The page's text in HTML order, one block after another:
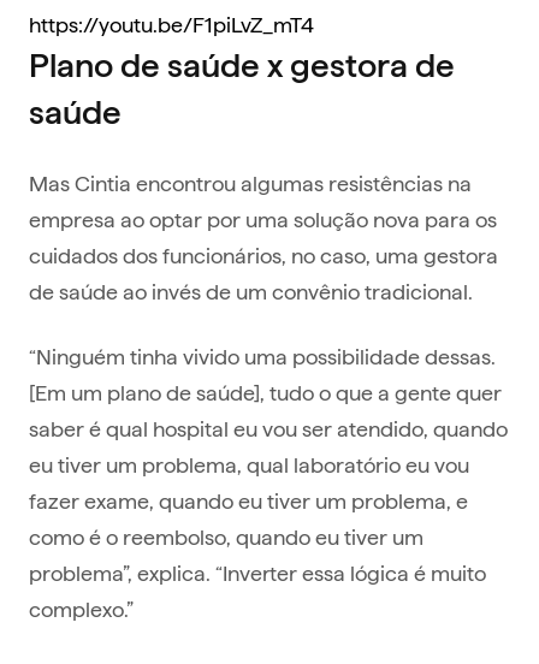
https://youtu.be/F1piLvZ_mT4
Plano de saúde x gestora de
saúde
Mas Cintia encontrou algumas resistências na
empresa ao optar por uma solução nova para os
cuidados dos funcionários, no caso, uma gestora
de saúde ao invés de um convênio tradicional.
“Ninguém tinha vivido uma possibilidade dessas.
[Em um plano de saúde], tudo o que a gente quer
saber é qual hospital eu vou ser atendido, quando
eu tiver um problema, qual laboratório eu vou
fazer exame, quando eu tiver um problema, e
como é o reembolso, quando eu tiver um
problema”, explica. “Inverter essa lógica é muito
complexo.”